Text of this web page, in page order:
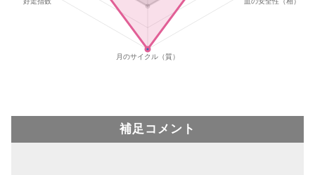
補足コメント